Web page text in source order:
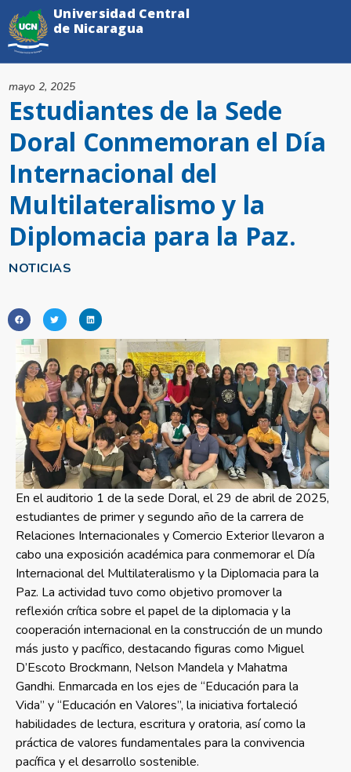
NOTICIAS
Estudiantes de la Sede
Doral Conmemoran el Día
Internacional del
Multilateralismo y la
Diplomacia para la Paz.
mayo 2, 2025
Universidad Central
de Nicaragua
En el auditorio 1 de la sede Doral, el 29 de abril de 2025,
estudiantes de primer y segundo año de la carrera de
Relaciones Internacionales y Comercio Exterior llevaron a
cabo una exposición académica para conmemorar el Día
Internacional del Multilateralismo y la Diplomacia para la
Paz. La actividad tuvo como objetivo promover la
reflexión crítica sobre el papel de la diplomacia y la
cooperación internacional en la construcción de un mundo
más justo y pacífico, destacando figuras como Miguel
D’Escoto Brockmann, Nelson Mandela y Mahatma
Gandhi. Enmarcada en los ejes de “Educación para la
Vida” y “Educación en Valores”, la iniciativa fortaleció
habilidades de lectura, escritura y oratoria, así como la
práctica de valores fundamentales para la convivencia
pacífica y el desarrollo sostenible.